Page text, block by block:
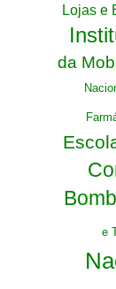
Lojas e
da
e